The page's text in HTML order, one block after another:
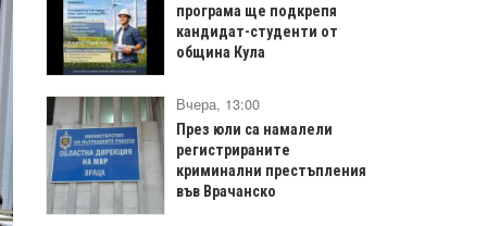
програма ще подкрепя
кандидат-студенти от
община Кула
Вчера, 13:00
През юли са намалели
регистрираните
криминални престъпления
във Врачанско